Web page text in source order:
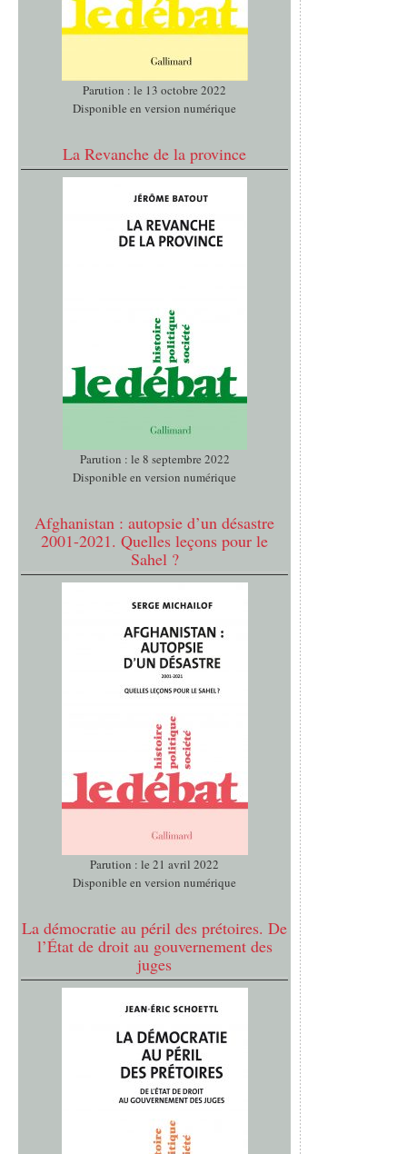
Parution : le 13 octobre 2022
Disponible en version numérique
La Revanche de la province
Parution : le 8 septembre 2022
Disponible en version numérique
Afghanistan : autopsie d’un désastre
2001-2021. Quelles leçons pour le
Sahel ?
Parution : le 21 avril 2022
Disponible en version numérique
La démocratie au péril des prétoires. De
l’État de droit au gouvernement des
juges